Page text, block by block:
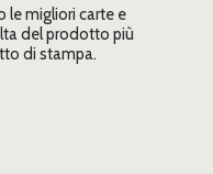
le migliori carte e
del prodotto più
di stampa.